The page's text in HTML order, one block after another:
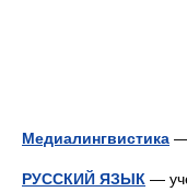
Медиалингвистика
РУССКИЙ ЯЗЫК —